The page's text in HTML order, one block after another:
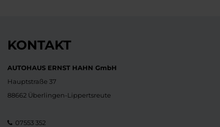
KONTAKT
AUTOHAUS ERNST HAHN GmbH
Hauptstraße 37
88662 Überlingen-Lippertsreute
07553 352